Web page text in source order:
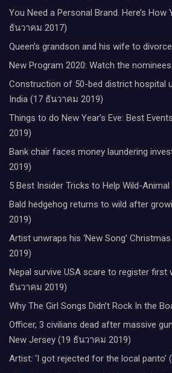
You Need a Personal Brand. Here’s How
ธันวาคม 2017)
Queen’s grandson and his wife to
New Program 2020: Watch the
Construction of 50-bed district hospital
India (17 ธันวาคม 2019)
Things to do New Year’s Eve: Best
2019)
Bank chair faces money laundering
2019)
5 Best Insider Tricks to Help Wild-
Bald hedgehog returns to wild after
2019)
Artist unwraps his ‘New Song’
2019)
Nepal survive USA scare to register first
ธันวาคม 2019)
Why The Girl Songs Didn’t Rock In the
Officer, 3 civilians dead after massive
New Jersey (19 ธันวาคม 2019)
Artist: ‘I got rejected for the local